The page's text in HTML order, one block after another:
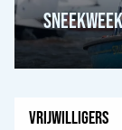
SNEEKWEEK
Ga naar
VRIJWILLIGERS